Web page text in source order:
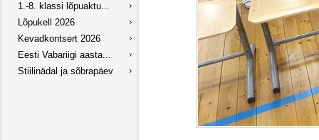
1.-8. klassi lõpuaktu...
Lõpukell 2026
Kevadkontsert 2026
Eesti Vabariigi aasta...
Stiilinädal ja sõbrapäev